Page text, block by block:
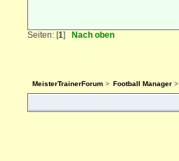
Seiten: [1]Nach oben
MeisterTrainerForum> Football Manager>